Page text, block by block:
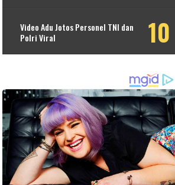
Video Adu Jotos Personel TNI dan
Polri Viral